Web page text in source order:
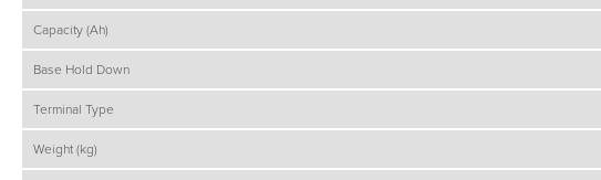
Capacity (Ah)
Base Hold Down
Terminal Type
Weight (kg)